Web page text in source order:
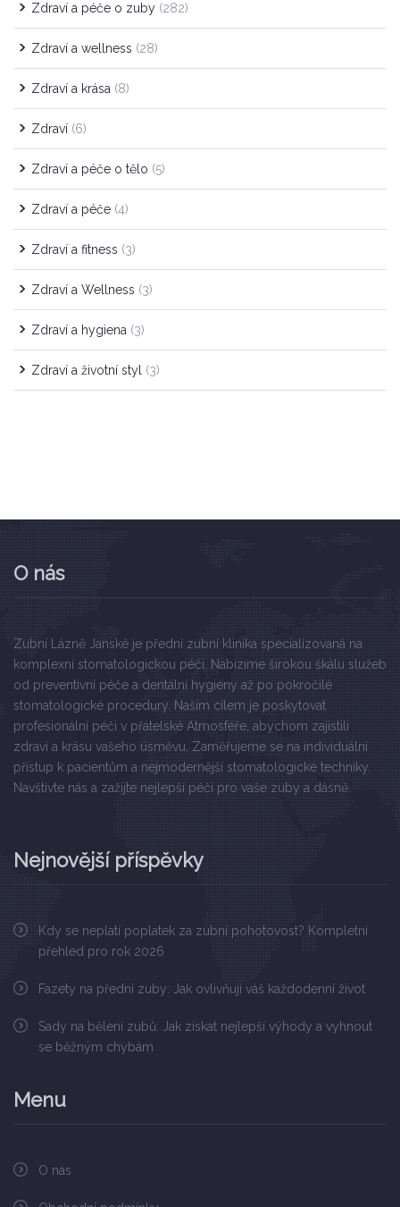
Zdraví a péče o zuby (282)
Zdraví a wellness (28)
Zdraví a krása (8)
Zdraví (6)
Zdraví a péče o tělo (5)
Zdraví a péče (4)
Zdraví a fitness (3)
Zdraví a Wellness (3)
Zdraví a hygiena (3)
Zdraví a životní styl (3)
O nás
Zubní Lázně Janské je přední zubní klinika specializovaná na
komplexní stomatologickou péči. Nabízíme širokou škálu služeb
od preventivní péče a dentální hygieny až po pokročilé
stomatologické procedury. Naším cílem je poskytovat
profesionální péči v přátelské Atmosféře, abychom zajistili
zdraví a krásu vašeho úsměvu. Zaměřujeme se na individuální
přístup k pacientům a nejmodernější stomatologické techniky.
Navštivte nás a zažijte nejlepší péči pro vaše zuby a dásně.
Nejnovější příspěvky
Kdy se neplatí poplatek za zubní pohotovost? Kompletní
přehled pro rok 2026
Fazety na přední zuby: Jak ovlivňují váš každodenní život
Sady na bělení zubů: Jak získat nejlepší výhody a vyhnout
se běžným chybám
Menu
O nás